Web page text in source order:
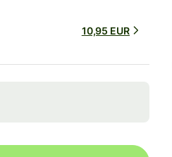
10,95 EUR